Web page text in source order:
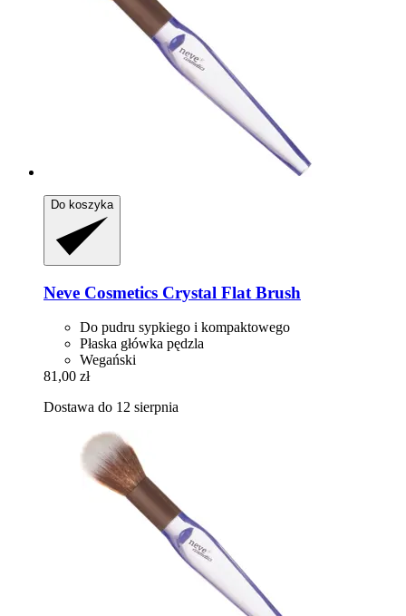
Do koszyka
Neve Cosmetics Crystal Flat Brush
Do pudru sypkiego i kompaktowego
Płaska główka pędzla
Wegański
81,00 zł
Dostawa do 12 sierpnia